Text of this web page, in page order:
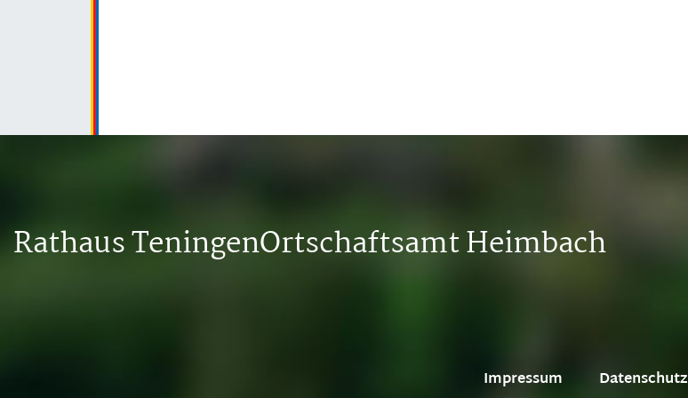
Rathaus TeningenOrtschaftsamt Heimbach
Impressum Datenschutz